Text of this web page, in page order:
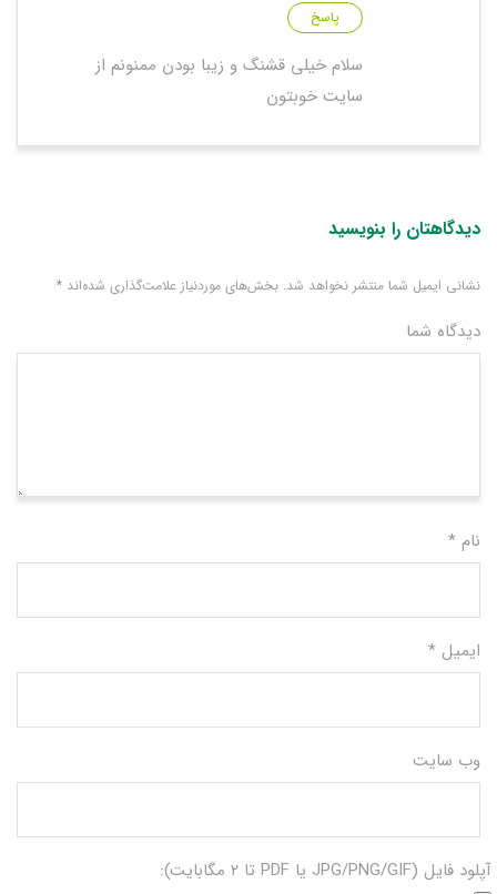
پاسخ
سلام خیلی قشنگ و زیبا بودن ممنونم از
سایت خوبتون
دیدگاهتان را بنویسید
نشانی ایمیل شما منتشر نخواهد شد. بخش‌های موردنیاز علامت‌گذاری شده‌اند *
دیدگاه شما
نام *
ایمیل *
وب‌ سایت
آپلود فایل (JPG/PNG/GIF یا PDF تا ۲ مگابایت):